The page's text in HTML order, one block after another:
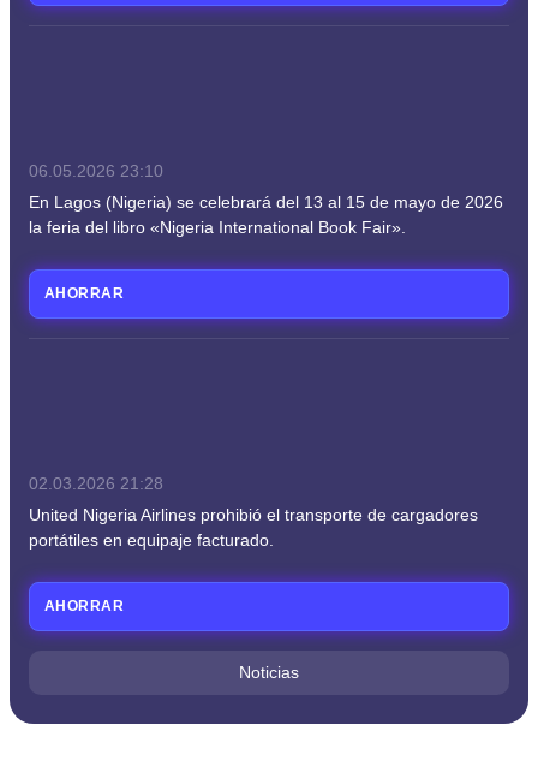
06.05.2026 23:10
En Lagos (Nigeria) se celebrará del 13 al 15 de mayo de 2026
la feria del libro «Nigeria International Book Fair».
AHORRAR
02.03.2026 21:28
United Nigeria Airlines prohibió el transporte de cargadores
portátiles en equipaje facturado.
AHORRAR
Noticias